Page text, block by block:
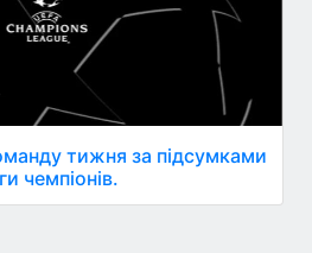
тижня за підсумками
чемпіонів.